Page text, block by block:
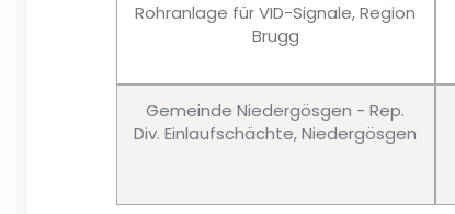
Rohranlage für VID-Signale, Region
Brugg
Gemeinde Niedergösgen - Rep.
Div. Einlaufschächte, Niedergösgen